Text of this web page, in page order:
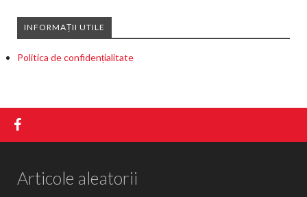
INFORMAȚII UTILE
Politica de confidențialitate
Articole aleatorii